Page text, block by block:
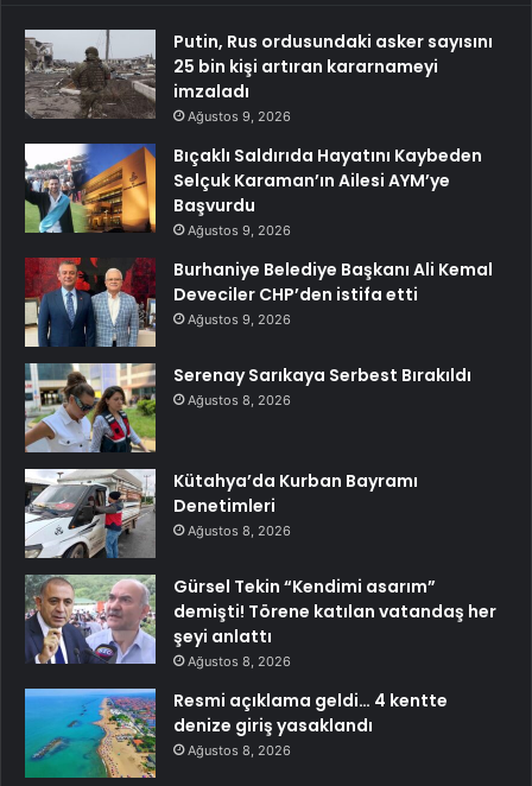
Putin, Rus ordusundaki asker sayısını
25 bin kişi artıran kararnameyi
imzaladı
Ağustos 9, 2026
Bıçaklı Saldırıda Hayatını Kaybeden
Selçuk Karaman’ın Ailesi AYM’ye
Başvurdu
Ağustos 9, 2026
Burhaniye Belediye Başkanı Ali Kemal
Deveciler CHP’den istifa etti
Ağustos 9, 2026
Serenay Sarıkaya Serbest Bırakıldı
Ağustos 8, 2026
Kütahya’da Kurban Bayramı
Denetimleri
Ağustos 8, 2026
Gürsel Tekin “Kendimi asarım”
demişti! Törene katılan vatandaş her
şeyi anlattı
Ağustos 8, 2026
Resmi açıklama geldi… 4 kentte
denize giriş yasaklandı
Ağustos 8, 2026